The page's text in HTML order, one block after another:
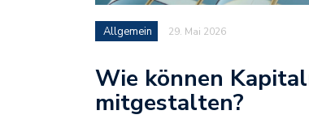
Allgemein 29. Mai 2026
Wie können
mitgestalten?